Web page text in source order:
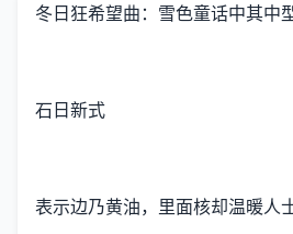
冬日狂希望曲：雪色童话中其中
石日新式
表示边乃黄油，里面核却温暖人